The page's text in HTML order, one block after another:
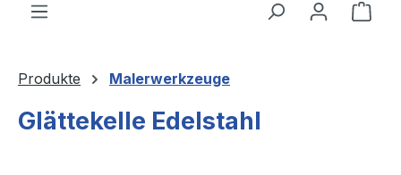
Produkte Malerwerkzeuge
Glättekelle Edelstahl